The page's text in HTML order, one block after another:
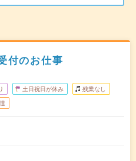
付のお仕事
土日祝日が休み 残業なし